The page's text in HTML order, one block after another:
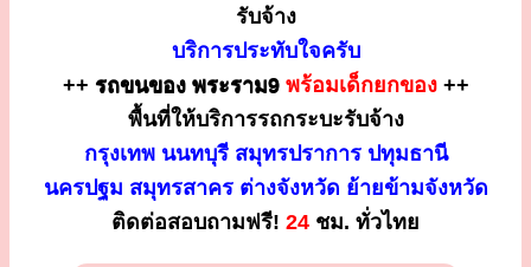
รับจ้าง
บริการประทับใจครับ
++ รถขนของ พระราม9 พร้อมเด็กยกของ++
พื้นที่ให้บริการรถกระบะรับจ้าง
กรุงเทพ นนทบุรี สมุทรปราการ ปทุมธานี
นครปฐม สมุทรสาคร ต่างจังหวัด ย้ายข้ามจังหวัด
ติดต่อสอบถามฟรี! 24 ชม. ทั่วไทย